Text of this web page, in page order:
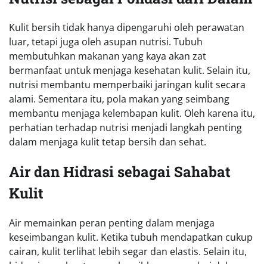
Kulit bersih tidak hanya dipengaruhi oleh perawatan
luar, tetapi juga oleh asupan nutrisi. Tubuh
membutuhkan makanan yang kaya akan zat
bermanfaat untuk menjaga kesehatan kulit. Selain itu,
nutrisi membantu memperbaiki jaringan kulit secara
alami. Sementara itu, pola makan yang seimbang
membantu menjaga kelembapan kulit. Oleh karena itu,
perhatian terhadap nutrisi menjadi langkah penting
dalam menjaga kulit tetap bersih dan sehat.
Air dan Hidrasi sebagai Sahabat
Kulit
Air memainkan peran penting dalam menjaga
keseimbangan kulit. Ketika tubuh mendapatkan cukup
cairan, kulit terlihat lebih segar dan elastis. Selain itu,